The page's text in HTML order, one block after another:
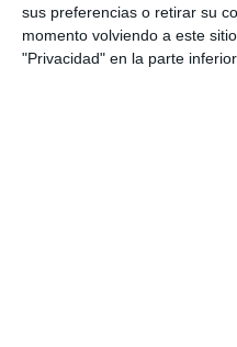
sus preferencias o retirar su
momento volviendo a este
"Privacidad" en la parte